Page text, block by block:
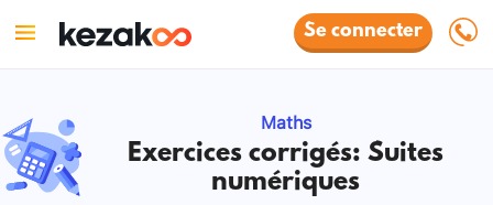
Se connecter
Maths
Exercices corrigés: Suites
numériques